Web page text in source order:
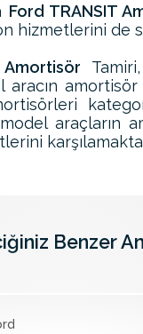
Ford TRANSIT
hizmetlerini de
aracın
araçların
Benzer